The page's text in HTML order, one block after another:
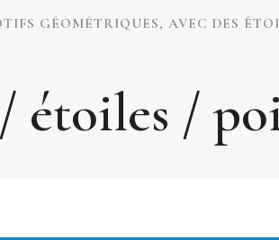
GÉOMÉTRIQUES, AVEC DES
étoiles /